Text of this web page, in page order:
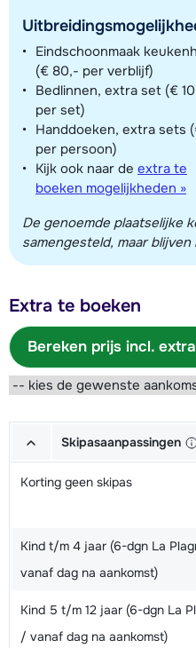
Eindschoonmaak
(€ 80,- per verblijf)
Bedlinnen, extra set (€
per set)
Handdoeken, extra sets
per persoon)
Kijk ook naar de extra te
boeken mogelijkheden »
De genoemde plaatselijke
samengesteld, maar blijven
Extra te boeken
Bereken prijs incl.
Skipasaanpassingen
Korting geen skipas
Kind t/m 4 jaar (6-dgn La
vanaf dag na aankomst)
Kind 5 t/m 12 jaar (6-dgn La
/ vanaf dag na aankomst)